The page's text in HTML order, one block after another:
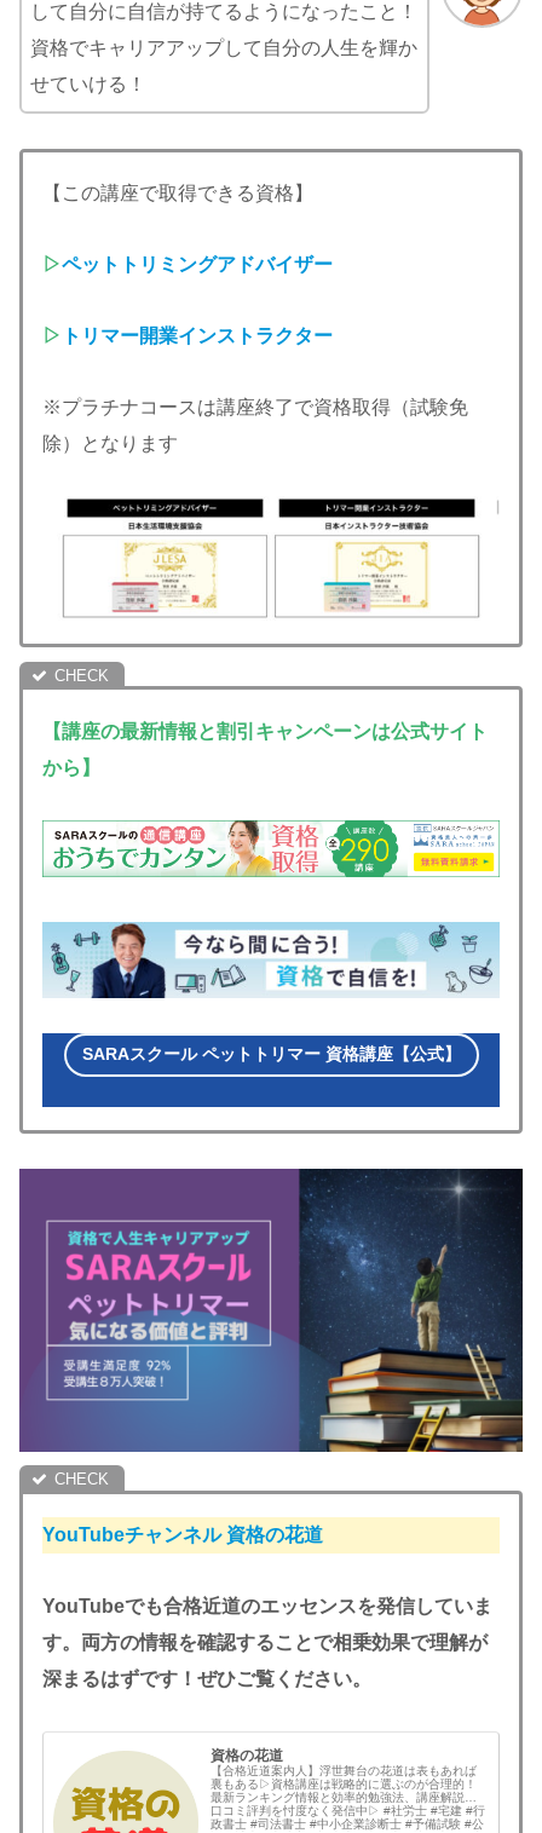
して自分に自信が持てるようになったこと！
資格でキャリアアップして自分の人生を輝か
せていける！
【この講座で取得できる資格】
▷ペットトリミングアドバイザー
▷ トリマー開業インストラクター
※プラチナコースは講座終了で資格取得（試験免
除）となります
【講座の最新情報と割引キャンペーンは公式サイト
から】
SARAスクール ペットトリマー 資格講座【公式】
YouTubeチャンネル 資格の花道
YouTubeでも合格近道のエッセンスを発信していま
す。両方の情報を確認することで相乗効果で理解が
深まるはずです！ぜひご覧ください。
資格の花道
【合格近道案内人】浮世舞台の花道は表もあれば
裏もある▷資格講座は戦略的に選ぶのが合理的！
最新ランキング情報と効率的勉強法、講座解説と
口コミ評判を忖度なく発信中▷ #社労士 #宅建 #行
政書士 #司法書士 #中小企業診断士 #予備試験 #公